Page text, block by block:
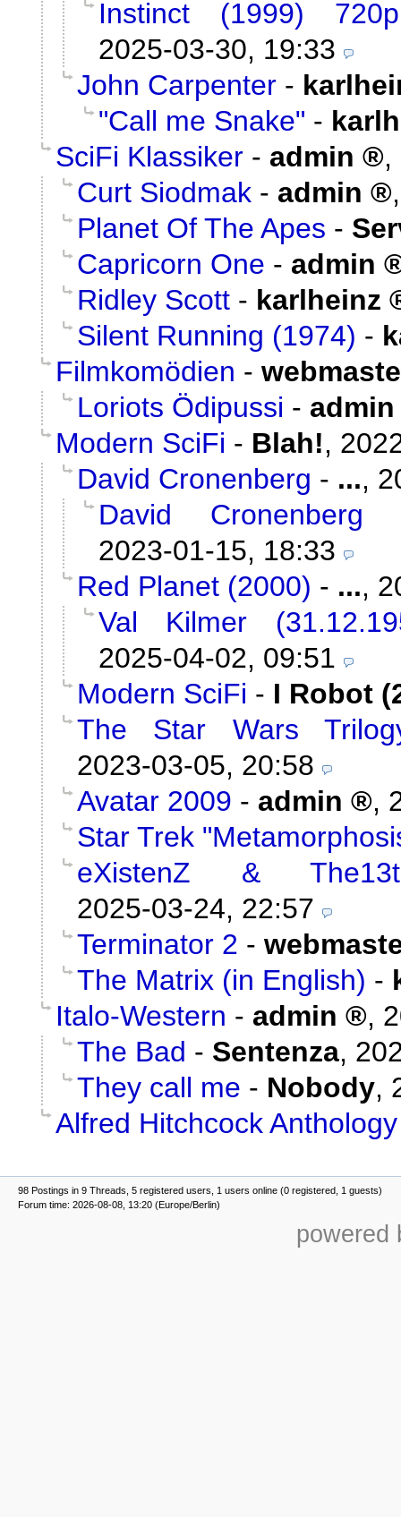
Instinct (1999)
2025-03-30, 19:33
John Carpenter -
"Call me Snake" -
SciFi Klassiker - admin ,
Curt Siodmak - admin
Planet Of The Apes -
Capricorn One - admin
Ridley Scott - karlheinz
Silent Running (1974) -
Filmkomödien -
Loriots Ödipussi - admin
Modern SciFi - Blah!,
David Cronenberg - ...,
David Cronenberg
2023-01-15, 18:33
Red Planet (2000) - ...,
Val Kilmer
2025-04-02, 09:51
Modern SciFi - I Robot
The Star Wars
2023-03-05, 20:58
Avatar 2009 - admin ,
Star Trek
eXistenZ &
2025-03-24, 22:57
Terminator 2 -
The Matrix (in English) -
Italo-Western - admin ,
The Bad - Sentenza,
They call me - Nobody,
Alfred Hitchcock
98 Postings in 9 Threads, 5 registered users, 1 users online (0 registered, 1 guests)
Forum time: 2026-08-08, 13:20 (Europe/Berlin)
powered